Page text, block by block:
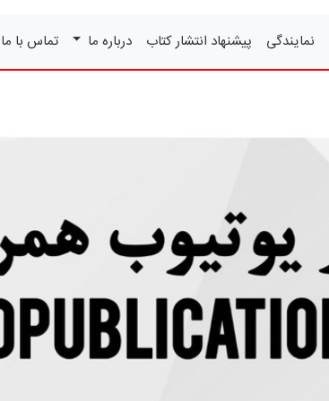
نمایندگی پیشنهاد انتشار کتاب درباره ما تماس با